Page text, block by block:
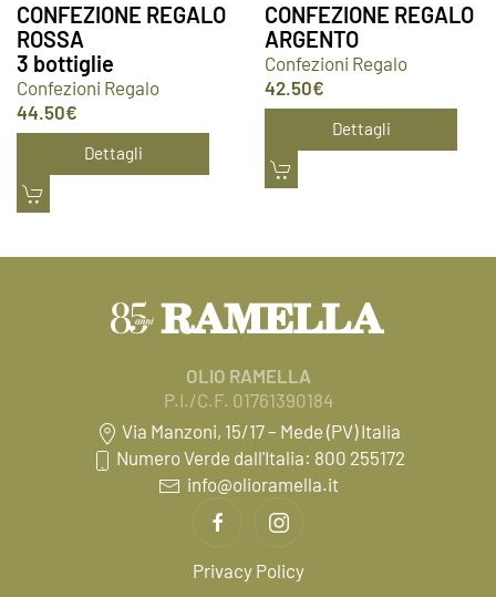
CONFEZIONE REGALO
ROSSA
3 bottiglie
Confezioni Regalo
44.50€
Dettagli
CONFEZIONE REGALO
ARGENTO
Confezioni Regalo
42.50€
Dettagli
OLIO RAMELLA
P.I./C.F. 01761390184
Via Manzoni, 15/17 – Mede (PV) Italia
Numero Verde dall'Italia: 800 255172
info@olioramella.it
Privacy Policy